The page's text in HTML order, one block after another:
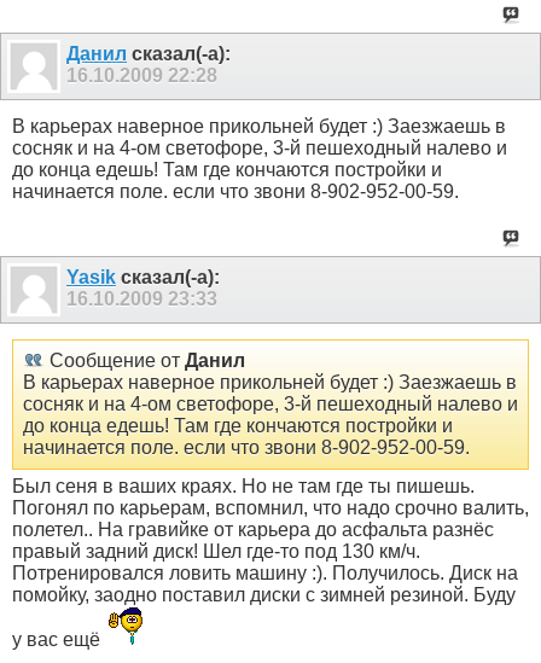
Данил сказал(-а):
16.10.2009 22:28
В карьерах наверное прикольней будет :) Заезжаешь в
сосняк и на 4-ом светофоре, 3-й пешеходный налево и
до конца едешь! Там где кончаются постройки и
начинается поле. если что звони 8-902-952-00-59.
Yasik сказал(-а):
16.10.2009 23:33
Сообщение от Данил
В карьерах наверное прикольней будет :) Заезжаешь в
сосняк и на 4-ом светофоре, 3-й пешеходный налево и
до конца едешь! Там где кончаются постройки и
начинается поле. если что звони 8-902-952-00-59.
Был сеня в ваших краях. Но не там где ты пишешь.
Погонял по карьерам, вспомнил, что надо срочно валить,
полетел.. На гравийке от карьера до асфальта разнёс
правый задний диск! Шел где-то под 130 км/ч.
Потренировался ловить машину :). Получилось. Диск на
помойку, заодно поставил диски с зимней резиной. Буду
у вас ещё